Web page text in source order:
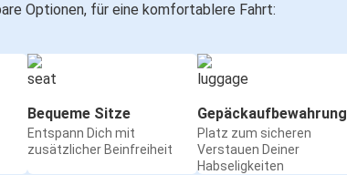
Optionen, für eine komfortablere Fahrt:
Bequeme Sitze
Entspann Dich mit
zusätzlicher Beinfreiheit
Gepäckaufbewahrung
Platz zum sicheren
Verstauen Deiner
Habseligkeiten